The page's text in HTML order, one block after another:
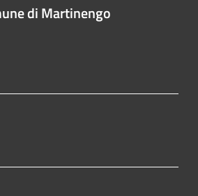
di Martinengo